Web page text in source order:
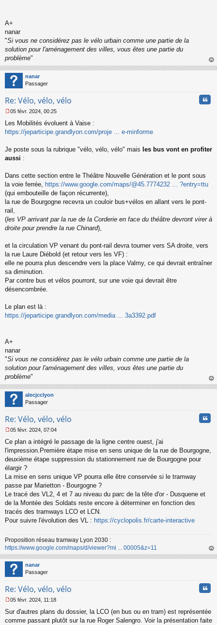
o
n
l
u
A+
nanar
"Si vous ne considérez pas le vélo urbain comme une partie de la
solution pour l'aménagement des villes, vous êtes une partie du
problème"
au
nanar
Passager
Re: Vélo, vélo, vélo
e
s
g
e
o
n
u
05 févr. 2024, 00:25
Les Mobilités évoluent à Vaise :
https://jeparticipe.grandlyon.com/proje ... e-minforme
Je poste sous la rubrique "vélo, vélo, vélo" mais les bus vont en profiter
aussi :
Dans cette section entre le Théâtre Nouvelle Génération et le pont sous
la voie ferrée, https://www.google.com/maps/@45.7774232 ... ?entry=ttu
(qui embouteille de façon récurrente),
la rue de Bourgogne recevra un couloir bus+vélos en allant vers le pont-
rail,
(les VP arrivant par la rue de la Corderie en face du théâtre devront virer à
droite pour prendre la rue Chinard),
et la circulation VP venant du pont-rail devra tourner vers SA droite, vers
la rue Laure Diébold (et retour vers les VF) :
elle ne pourra plus descendre vers la place Valmy, ce qui devrait entraîner
sa diminution.
Par contre bus et vélos pourront, sur une voie qui devrait être
désencombrée.
Le plan est là :
https://jeparticipe.grandlyon.com/media ... 3a3392.pdf
A+
nanar
"Si vous ne considérez pas le vélo urbain comme une partie de la
solution pour l'aménagement des villes, vous êtes une partie du
problème"
au
alecjcclyon
Passager
Re: Vélo, vélo, vélo
e
s
s
g
e
n
o
n
u
05 févr. 2024, 07:04
Ce plan a intégré le passage de la ligne centre ouest, j'ai
l'impression.Première étape mise en sens unique de la rue de Bourgogne,
deuxième étape suppression du stationnement rue de Bourgogne pour
élargir ?
La mise en sens unique VP pourra elle être conservée si le tramway
passe par Marietton - Bourgogne ?
Le tracé des VL2, 4 et 7 au niveau du parc de la tête d'or - Dusquene et
de la Montée des Soldats reste encore à déterminer en fonction des
tracés des tramways LCO et LCN.
Pour suivre l'évolution des VL : https://cyclopolis.fr/carte-interactive
Proposition réseau tramway Lyon 2030 :
https://www.google.com/maps/d/viewer?mi ... 00005&z=11
au
nanar
Passager
Re: Vélo, vélo, vélo
e
s
05 févr. 2024, 11:18
Sur d'autres plans du dossier, la LCO (en bus ou en tram) est représentée
comme passant plutôt sur la rue Roger Salengro. Voir la présentation faite